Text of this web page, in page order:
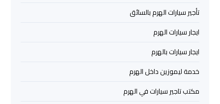
تأجير سيارات الهرم بالسائق
ايجار سيارات الهرم
ايجار سيارات بالهرم
خدمة ليموزين داخل الهرم
مكتب تاجير سيارات في الهرم
ليموزين
القاهرة
للاسكندرية